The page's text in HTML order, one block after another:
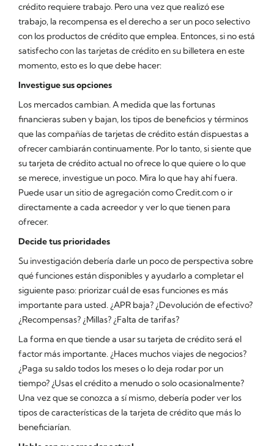
crédito requiere trabajo. Pero una vez que realizó ese
trabajo, la recompensa es el derecho a ser un poco selectivo
con los productos de crédito que emplea. Entonces, si no está
satisfecho con las tarjetas de crédito en su billetera en este
momento, esto es lo que debe hacer:
Investigue sus opciones
Los mercados cambian. A medida que las fortunas
financieras suben y bajan, los tipos de beneficios y términos
que las compañías de tarjetas de crédito están dispuestas a
ofrecer cambiarán continuamente. Por lo tanto, si siente que
su tarjeta de crédito actual no ofrece lo que quiere o lo que
se merece, investigue un poco. Mira lo que hay ahí fuera.
Puede usar un sitio de agregación como Credit.com o ir
directamente a cada acreedor y ver lo que tienen para
ofrecer.
Decide tus prioridades
Su investigación debería darle un poco de perspectiva sobre
qué funciones están disponibles y ayudarlo a completar el
siguiente paso: priorizar cuál de esas funciones es más
importante para usted. ¿APR baja? ¿Devolución de efectivo?
¿Recompensas? ¿Millas? ¿Falta de tarifas?
La forma en que tiende a usar su tarjeta de crédito será el
factor más importante. ¿Haces muchos viajes de negocios?
¿Paga su saldo todos los meses o lo deja rodar por un
tiempo? ¿Usas el crédito a menudo o solo ocasionalmente?
Una vez que se conozca a sí mismo, debería poder ver los
tipos de características de la tarjeta de crédito que más lo
beneficiarían.